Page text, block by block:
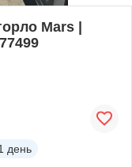
Mars |
день